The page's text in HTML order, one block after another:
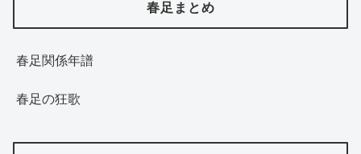
春足まとめ
春足関係年譜
春足の狂歌